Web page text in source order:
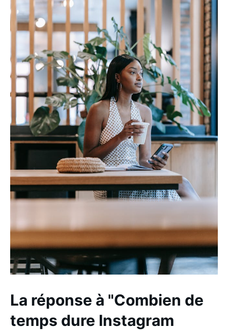
La réponse à "Combien de
temps dure Instagram